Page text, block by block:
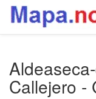
Callejero -